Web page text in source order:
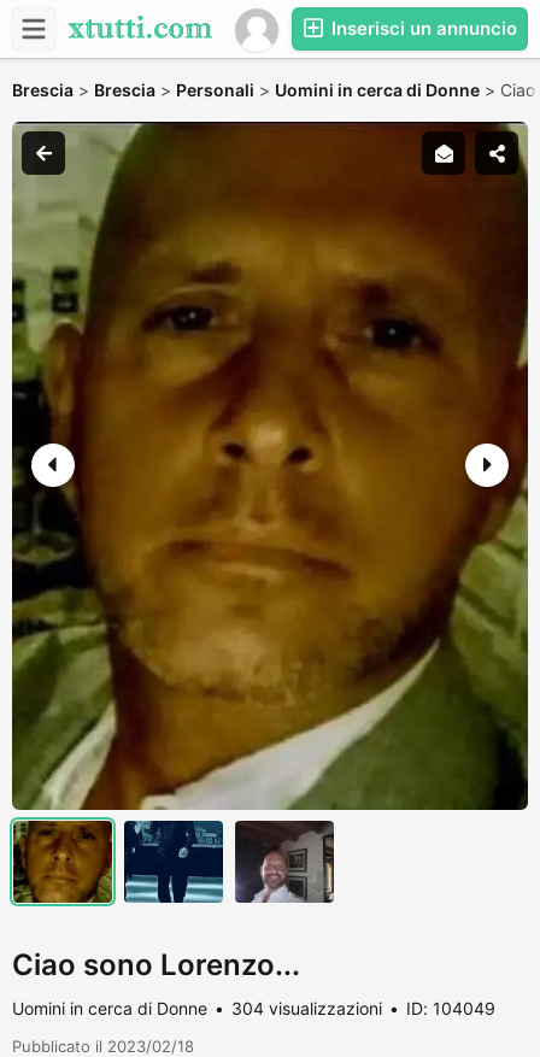
Inserisci un annuncio
Brescia > Brescia > Personali > Uomini in cerca di Donne >
Ciao sono Lorenzo...
Uomini in cerca di Donne 304 visualizzazioni ID: 104049
Pubblicato il 2023/02/18